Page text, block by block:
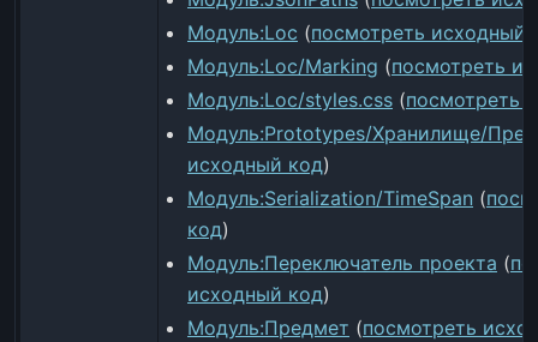
Модуль:Loc (посмотреть исходный
Модуль:Loc/Marking (посмотреть
Модуль:Loc/styles.css (посмотреть
Модуль:Prototypes/Хранилище/
исходный код)
Модуль:Serialization/TimeSpan (
код)
Модуль:Переключатель проекта (
исходный код)
Модуль:Предмет (посмотреть